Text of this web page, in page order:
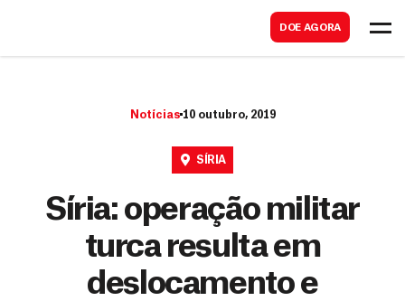
DOE AGORA
Notícias 10 outubro, 2019
SÍRIA
Síria: operação militar
turca resulta em
deslocamento e
a
r